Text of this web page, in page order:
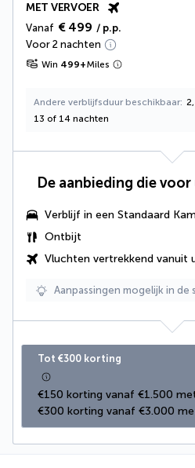
MET VERVOER
Vanaf € 499 / p.p.
Voor 2 nachten
Win 499+Miles
Andere verblijfsduur beschikbaar
13 of 14 nachten
De aanbieding die
Verblijf in een Standaard
Ontbijt
Vluchten vertrekkend vanuit
Aanpassingen mogelijk in de
Tot €300 korting
€150 korting vanaf €1.500
€300 korting vanaf €3.000